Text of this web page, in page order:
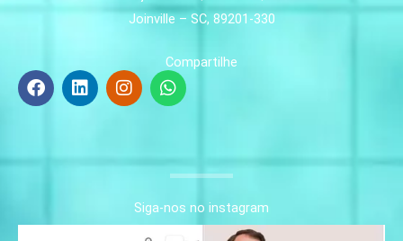
Joinville – SC, 89201-330
Compartilhe
F
a
L
i
I
n
m
W
h
a
p
Siga-nos no instagram